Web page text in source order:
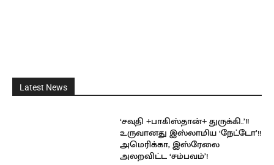
Latest News
‘சவுதி +பாகிஸ்தான்+ துருக்கி..’!!
உருவானது இஸ்லாமிய ‘நேட்டோ’!!
அமெரிக்கா, இஸ்ரேலை
அலறவிட்ட ‘சம்பவம்’!